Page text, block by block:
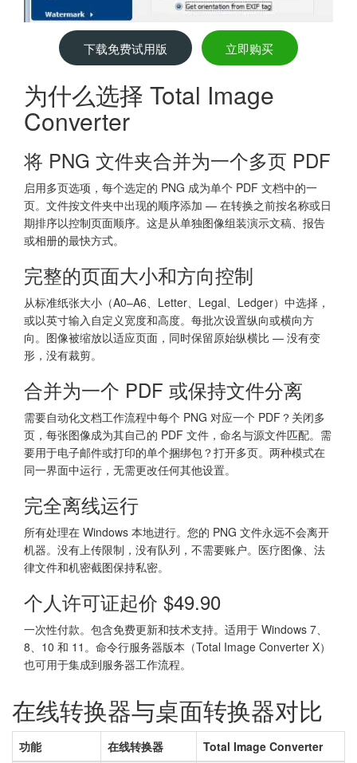
下载免费试用版 立即购买
为什么选择 Total Image
Converter
将 PNG 文件夹合并为一个多页 PDF
启用多页选项，每个选定的 PNG 成为单个 PDF 文档中的一
页。文件按文件夹中出现的顺序添加 — 在转换之前按名称或日
期排序以控制页面顺序。这是从单独图像组装演示文稿、报告
或相册的最快方式。
完整的页面大小和方向控制
从标准纸张大小（A0–A6、Letter、Legal、Ledger）中选择，
或以英寸输入自定义宽度和高度。每批次设置纵向或横向方
向。图像被缩放以适应页面，同时保留原始纵横比 — 没有变
形，没有裁剪。
合并为一个 PDF 或保持文件分离
需要自动化文档工作流程中每个 PNG 对应一个 PDF？关闭多
页，每张图像成为其自己的 PDF 文件，命名与源文件匹配。需
要用于电子邮件或打印的单个捆绑包？打开多页。两种模式在
同一界面中运行，无需更改任何其他设置。
完全离线运行
所有处理在 Windows 本地进行。您的 PNG 文件永远不会离开
机器。没有上传限制，没有队列，不需要账户。医疗图像、法
律文件和机密截图保持私密。
个人许可证起价 $49.90
一次性付款。包含免费更新和技术支持。适用于 Windows 7、
8、10 和 11。命令行服务器版本（Total Image Converter X）
也可用于集成到服务器工作流程。
在线转换器与桌面转换器对比
功能 在线转换器 Total Image Converter